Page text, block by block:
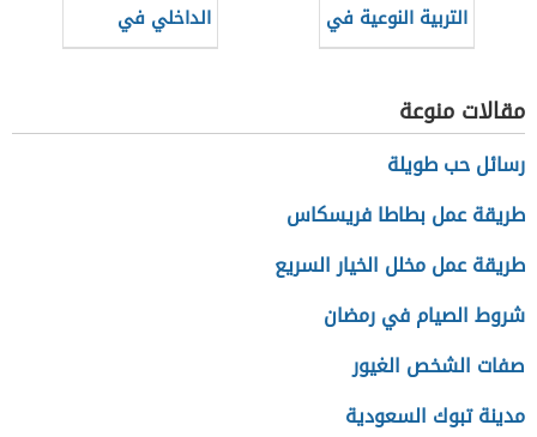
التربية النوعية في
جامعة حلوان
الداخلي في
الجامعات العراقية
مقالات منوعة
رسائل حب طويلة
طريقة عمل بطاطا فريسكاس
طريقة عمل مخلل الخيار السريع
شروط الصيام في رمضان
صفات الشخص الغيور
مدينة تبوك السعودية